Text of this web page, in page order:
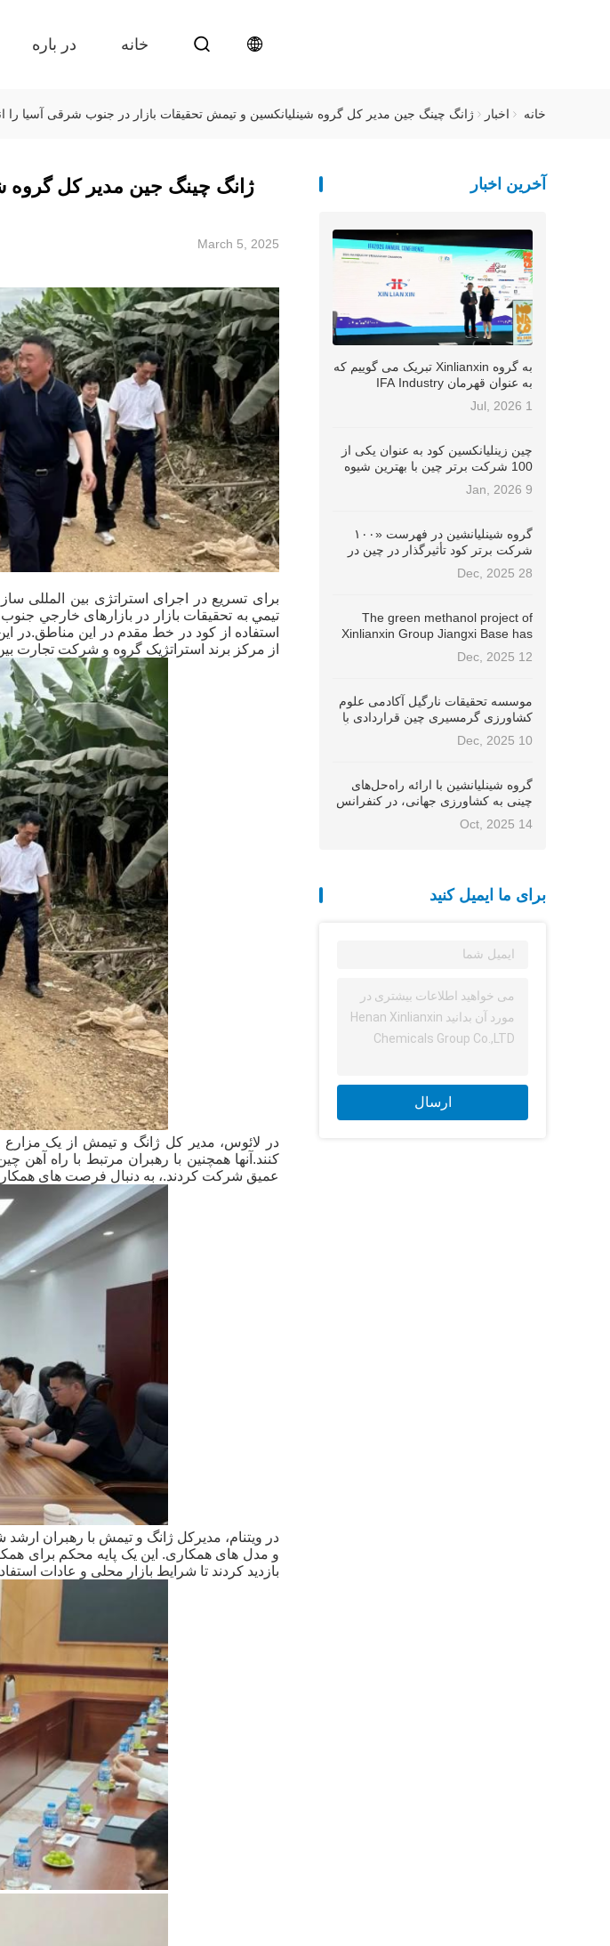
خانه در باره
خانه اخبار ژانگ چینگ جین مدیر کل گروه شینلیانکسین و تیمش تحقیقات بازار در جنوب شرقی آسیا را
ژانگ چینگ جین مدیر کل گروه
March 5, 2025
تيمي به تحقيقات بازار در بازارهای خارجي
استفاده از کود در خط مقدم در این مناطق.در
از مرکز برند استراتژیک گروه و شرکت تجارت
کنند.آنها همچنین با رهبران مرتبط با راه
عمیق شرکت کردند.، به دنبال فرصت های
در ویتنام، مدیرکل ژانگ و تیمش با رهبران
و مدل های همکاری. این یک پایه محکم برای
بازدید کردند تا شرایط بازار محلی و عادات
آخرین اخبار
به گروه Xinlianxin تبریک می گوییم که
به عنوان قهرمان IFA Industry
شناخته شد!
1 Jul, 2026
چین زینلیانکسین کود به عنوان یکی از
100 شرکت برتر چین با بهترین شیوه
افتخاری شده است.
9 Jan, 2026
گروه شینلیانشین در فهرست «۱۰۰
شرکت برتر کود تأثیرگذار در چین در
سال ۲۰۲۵» رتبه ۴ را کسب کرد.
28 Dec, 2025
The green methanol project of
Xinlianxin Group Jiangxi Base has
successfully passed the
International Sustainable
Certification (ISCC EU) پروژه متانول
سبز گروه شینلیانکسین در پایگاه
جیانگسی با موفقیت گواهینامه توسعه
12 Dec, 2025
موسسه تحقیقات نارگیل آکادمی علوم
کشاورزی گرمسیری چین قراردادی با
گروه شینلیانشین امضا کرد تا مشترکاً
کودهای مخصوص نارگیل را توسعه
10 Dec, 2025
گروه شینلیانشین با ارائه راه‌حل‌های
چینی به کشاورزی جهانی، در کنفرانس
آسیا-اقیانوسیه انجمن بین‌المللی کود
(IFA) 2025 حضور می‌یابد.
14 Oct, 2025
برای ما ایمیل کنید
ارسال